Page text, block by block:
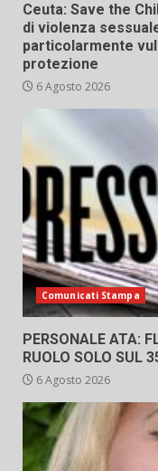
Ceuta: Save the
di violenza
particolarmente
protezione
6 Agosto 2026
Comunicati Stampa
PERSONALE ATA:
RUOLO SOLO SUL
6 Agosto 2026